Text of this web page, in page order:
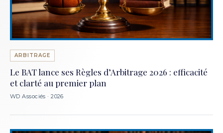
ARBITRAGE
Le BAT lance ses Règles d’Arbitrage 2026 : efficacité
et clarté au premier plan
WD Associés · 2026